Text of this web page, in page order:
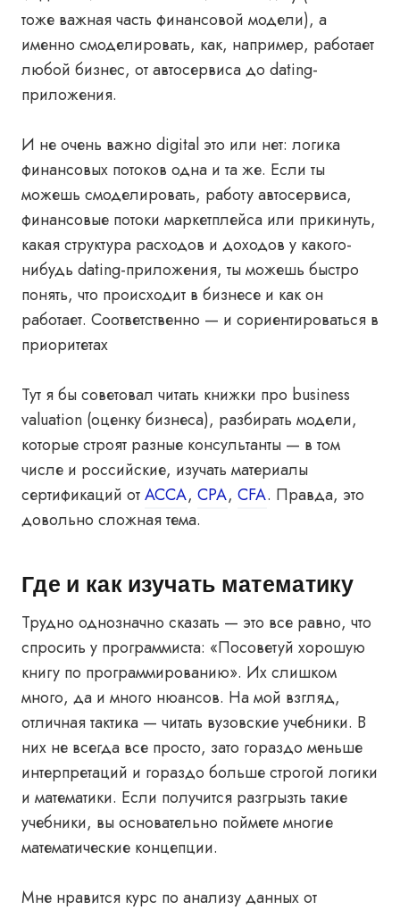
тоже важная часть финансовой модели), а
именно смоделировать, как, например, работает
любой бизнес, от автосервиса до dating-
приложения.
И не очень важно digital это или нет: логика
финансовых потоков одна и та же. Если ты
можешь смоделировать, работу автосервиса,
финансовые потоки маркетплейса или прикинуть,
какая структура расходов и доходов у какого-
нибудь dating-приложения, ты можешь быстро
понять, что происходит в бизнесе и как он
работает. Соответственно — и сориентироваться в
приоритетах
Тут я бы советовал читать книжки про business
valuation (оценку бизнеса), разбирать модели,
которые строят разные консультанты — в том
числе и российские, изучать материалы
сертификаций отACCA, CPA, CFA. Правда, это
довольно сложная тема.
Где и как изучать математику
Трудно однозначно сказать — это все равно, что
спросить у программиста: «Посоветуй хорошую
книгу по программированию». Их слишком
много, да и много нюансов. На мой взгляд,
отличная тактика — читать вузовские учебники. В
них не всегда все просто, зато гораздо меньше
интерпретаций и гораздо больше строгой логики
и математики. Если получится разгрызть такие
учебники, вы основательно поймете многие
математические концепции.
Мне нравится курс по анализу данных от